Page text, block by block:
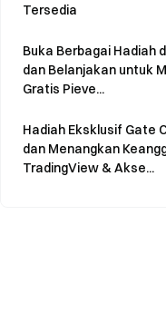
Tersedia
Buka Berbagai Hadiah
dan Belanjakan untuk
Gratis Pieve...
Hadiah Eksklusif Gate
dan Menangkan
TradingView & Akse...